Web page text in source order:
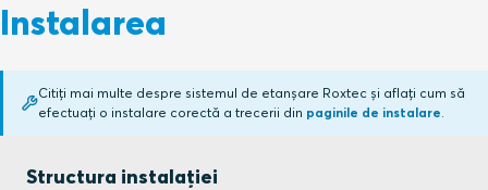
Instalarea
Citiți mai multe despre sistemul de etanșare Roxtec și aflați cum să
efectuați o instalare corectă a trecerii din paginile de instalare.
Structura instalației